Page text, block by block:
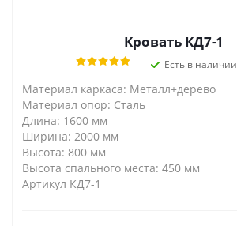
Кровать КД7-1
Есть в наличии
Материал каркаса: Металл+дерево
Материал опор: Сталь
Длина: 1600 мм
Ширина: 2000 мм
Высота: 800 мм
Высота спального места: 450 мм
Артикул КД7-1